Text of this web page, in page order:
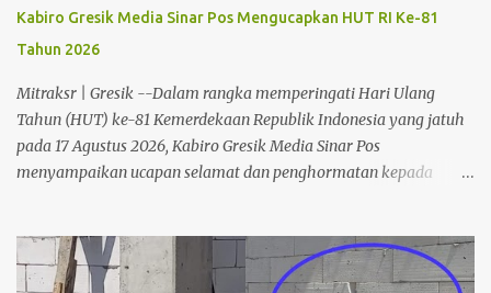
Kabiro Gresik Media Sinar Pos Mengucapkan HUT RI Ke-81
Tahun 2026
Mitraksr | Gresik --Dalam rangka memperingati Hari Ulang
Tahun (HUT) ke-81 Kemerdekaan Republik Indonesia yang jatuh
pada 17 Agustus 2026, Kabiro Gresik Media Sinar Pos
menyampaikan ucapan selamat dan penghormatan kepada
yang telah mengorbankan jiwa dan raga demi merebut
kemerdekaan. Semangat perjuangan tersebut diharapkan terus